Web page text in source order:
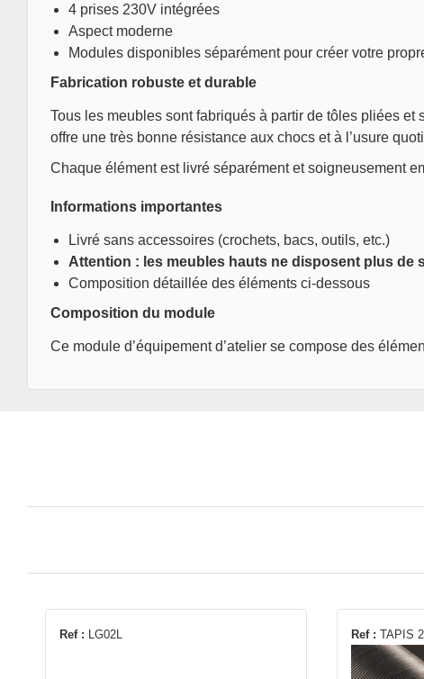
4 prises 230V intégrées
Aspect moderne
Modules disponibles séparément pour créer votre
Fabrication robuste et durable
Tous les meubles sont fabriqués à partir de tôles pliées
offre une très bonne résistance aux chocs et à l’usure
Chaque élément est livré séparément et soigneusement
Informations importantes
Livré sans accessoires (crochets, bacs, outils, etc.)
Attention : les meubles hauts ne disposent plus de
Composition détaillée des éléments ci-dessous
Composition du module
Ce module d’équipement d’atelier se compose des
Ref : LG02L Ref : TAPIS
Ce
produit
a